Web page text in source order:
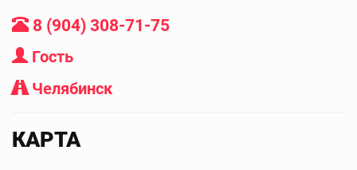
8 (904) 308-71-75
Гость
Челябинск
КАРТА